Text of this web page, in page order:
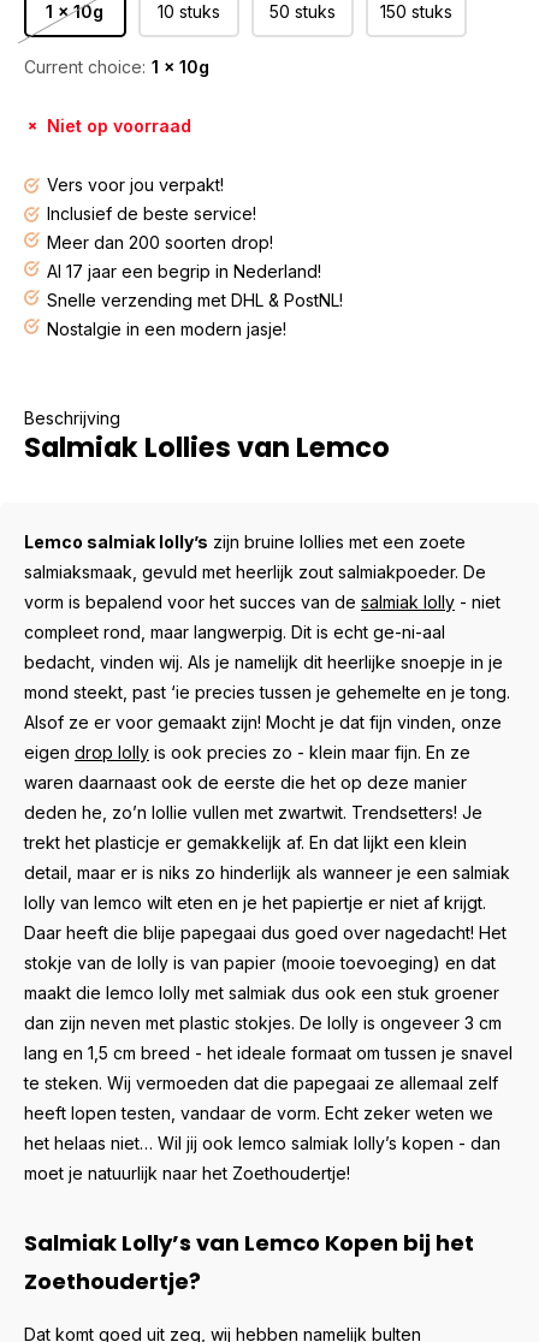
1 x 10g 10 stuks 50 stuks 150 stuks
Current choice: 1 x 10g
Niet op voorraad
Vers voor jou verpakt!
Inclusief de beste service!
Meer dan 200 soorten drop!
Al 17 jaar een begrip in Nederland!
Snelle verzending met DHL & PostNL!
Nostalgie in een modern jasje!
Beschrijving
Salmiak Lollies van Lemco
Lemco salmiak lolly’s zijn bruine lollies met een zoete
salmiaksmaak, gevuld met heerlijk zout salmiakpoeder. De
vorm is bepalend voor het succes van de salmiak lolly - niet
compleet rond, maar langwerpig. Dit is echt ge-ni-aal
bedacht, vinden wij. Als je namelijk dit heerlijke snoepje in je
mond steekt, past ‘ie precies tussen je gehemelte en je tong.
Alsof ze er voor gemaakt zijn! Mocht je dat fijn vinden, onze
eigen drop lolly is ook precies zo - klein maar fijn. En ze
waren daarnaast ook de eerste die het op deze manier
deden he, zo’n lollie vullen met zwartwit. Trendsetters! Je
trekt het plasticje er gemakkelijk af. En dat lijkt een klein
detail, maar er is niks zo hinderlijk als wanneer je een salmiak
lolly van lemco wilt eten en je het papiertje er niet af krijgt.
Daar heeft die blije papegaai dus goed over nagedacht! Het
stokje van de lolly is van papier (mooie toevoeging) en dat
maakt die lemco lolly met salmiak dus ook een stuk groener
dan zijn neven met plastic stokjes. De lolly is ongeveer 3 cm
lang en 1,5 cm breed - het ideale formaat om tussen je snavel
te steken. Wij vermoeden dat die papegaai ze allemaal zelf
heeft lopen testen, vandaar de vorm. Echt zeker weten we
het helaas niet… Wil jij ook lemco salmiak lolly’s kopen - dan
moet je natuurlijk naar het Zoethoudertje!
Salmiak Lolly’s van Lemco Kopen bij het
Zoethoudertje?
Dat komt goed uit zeg, wij hebben namelijk bulten